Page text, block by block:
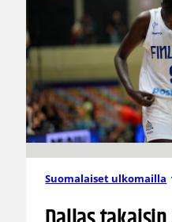
Suomalaiset ulkomailla